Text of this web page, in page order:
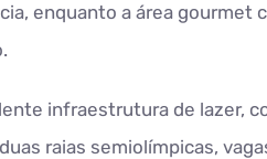
enquanto a área gourmet
infraestrutura de lazer,
raias semiolímpicas,